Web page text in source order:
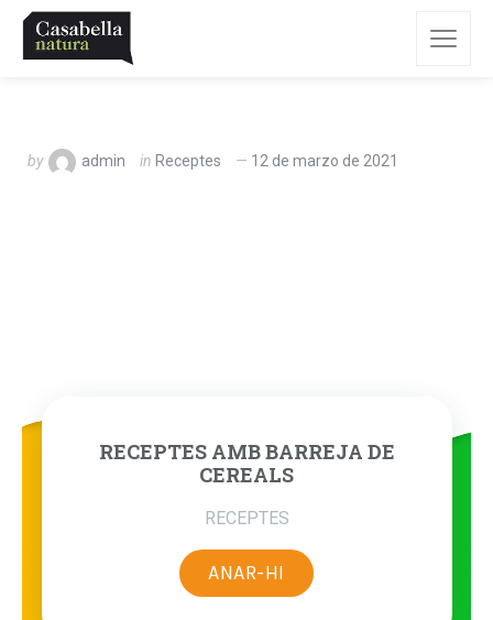
by admin in Receptes 12 de marzo de 2021
RECEPTES AMB BARREJA DE
CEREALS
RECEPTES
ANAR-HI